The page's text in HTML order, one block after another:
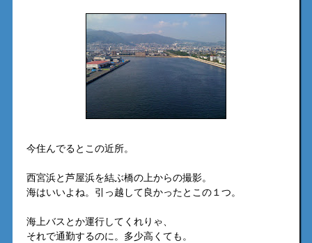
今住んでるとこの近所。
西宮浜と芦屋浜を結ぶ橋の上からの撮影。
海はいいよね。引っ越して良かったとこの１つ。
海上バスとか運行してくれりゃ、
それで通勤するのに。多少高くても。